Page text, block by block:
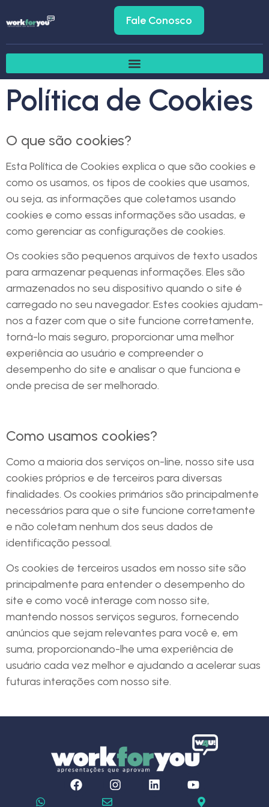
Fale Conosco
Política de Cookies
O que são cookies?
Esta Política de Cookies explica o que são cookies e
como os usamos, os tipos de cookies que usamos,
ou seja, as informações que coletamos usando
cookies e como essas informações são usadas, e
como gerenciar as configurações de cookies.
Os cookies são pequenos arquivos de texto usados
para armazenar pequenas informações. Eles são
armazenados no seu dispositivo quando o site é
carregado no seu navegador. Estes cookies ajudam-
nos a fazer com que o site funcione corretamente,
torná-lo mais seguro, proporcionar uma melhor
experiência ao usuário e compreender o
desempenho do site e analisar o que funciona e
onde precisa de ser melhorado.
Como usamos cookies?
Como a maioria dos serviços on-line, nosso site usa
cookies próprios e de terceiros para diversas
finalidades. Os cookies primários são principalmente
necessários para que o site funcione corretamente
e não coletam nenhum dos seus dados de
identificação pessoal.
Os cookies de terceiros usados em nosso site são
principalmente para entender o desempenho do
site e como você interage com nosso site,
mantendo nossos serviços seguros, fornecendo
anúncios que sejam relevantes para você e, em
suma, proporcionando-lhe uma experiência de
usuário cada vez melhor e ajudando a acelerar suas
futuras interações com nosso site.